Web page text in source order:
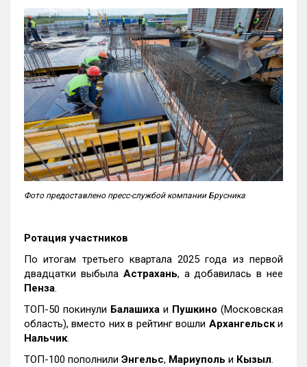
Фото предоставлено пресс-службой компании Брусника
Ротация участников
По итогам третьего квартала 2025 года из первой
двадцатки выбыла Астрахань, а добавилась в нее
Пенза.
ТОП-50 покинули Балашиха и Пушкино (Московская
область), вместо них в рейтинг вошли Архангельски
Нальчик.
ТОП-100 пополнили Энгельс, Мариуполь и Кызыл.